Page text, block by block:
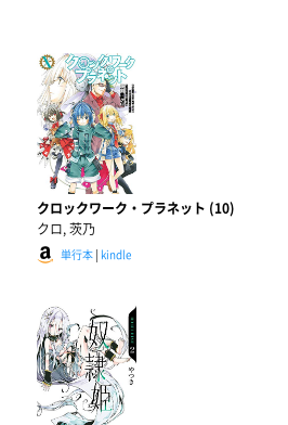
クロックワーク・プラネット (10)
クロ, 茨乃
単行本| kindle